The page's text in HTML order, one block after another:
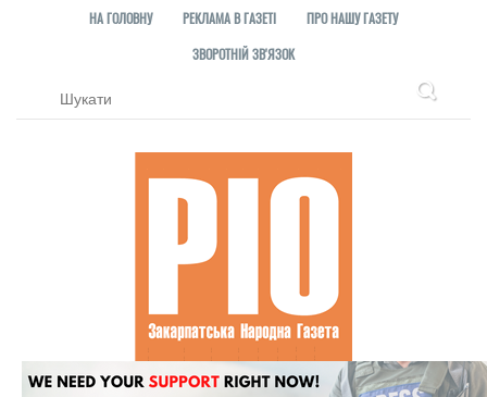
НА ГОЛОВНУ РЕКЛАМА В ГАЗЕТІ
ПРО НАШУ ГАЗЕТУ
ЗВОРОТНІЙ ЗВ'ЯЗОК